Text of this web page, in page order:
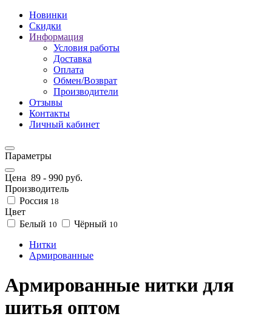
Новинки
Скидки
Информация
Условия работы
Доставка
Оплата
Обмен/Возврат
Производители
Отзывы
Контакты
Личный кабинет
Параметры
Цена 89 - 990 руб.
Производитель
Россия 18
Цвет
Белый 10 Чёрный 10
Нитки
Армированные
Армированные нитки для
шитья оптом